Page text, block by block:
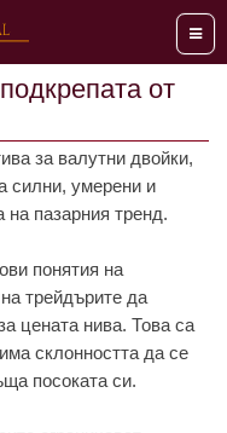
Меню
от
за валутни двойки,
силни, умерени и
на пазарния тренд.
понятия на
трейдърите да
цената нива. Това са
склонността да се
посоката си.